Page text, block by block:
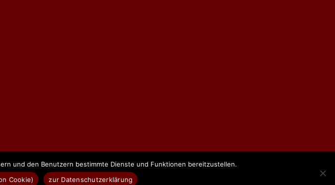
und den Benutzern bestimmte Dienste und Funktionen bereitzustellen.
Cookie) zur Datenschutzerklärung